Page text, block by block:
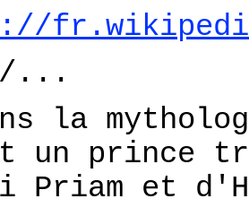
...
la
un prince
Priam et